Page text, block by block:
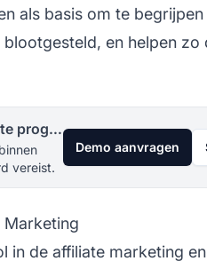
als basis om te
en helpen zo
Start vandaag nog je affiliate programma
vereist.
Demo aanvragen
Marketing
in de affiliate marketing